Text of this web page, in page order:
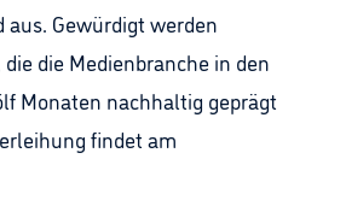
aus. Gewürdigt werden
die Medienbranche in den
Monaten nachhaltig geprägt
findet am